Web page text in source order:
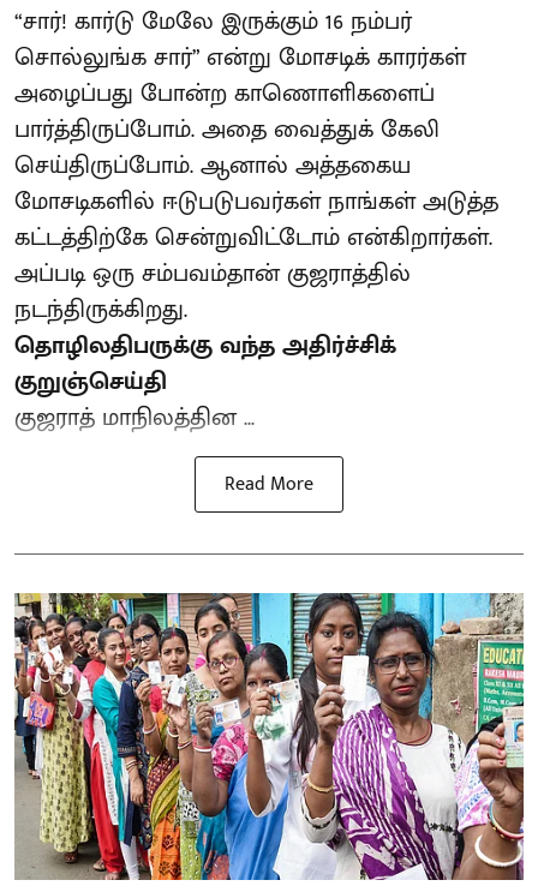
“சார்! கார்டு மேலே இருக்கும் 16 நம்பர்
சொல்லுங்க சார்” என்று மோசடிக் காரர்கள்
அழைப்பது போன்ற காணொளிகளைப்
பார்த்திருப்போம். அதை வைத்துக் கேலி
செய்திருப்போம். ஆனால் அத்தகைய
மோசடிகளில் ஈடுபடுபவர்கள் நாங்கள் அடுத்த
கட்டத்திற்கே சென்றுவிட்டோம் என்கிறார்கள்.
அப்படி ஒரு சம்பவம்தான் குஜராத்தில்
நடந்திருக்கிறது.
தொழிலதிபருக்கு வந்த அதிர்ச்சிக்
குறுஞ்செய்தி
குஜராத் மாநிலத்தின ...
Read More